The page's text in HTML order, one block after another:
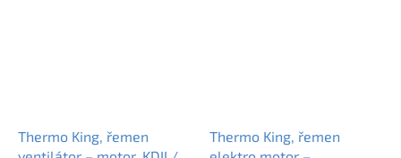
Thermo King, řemen
Thermo King, řemen